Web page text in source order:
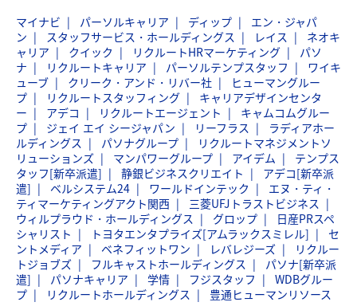
マイナビ パーソルキャリア ディップ
エン・ジャパ
ン
スタッフサービス・ホールディングス レイス
ネオキ
ャリア
クイック リクルートHRマーケティング
パソ
ナ
リクルートキャリア パーソルテンプスタッフ
ワイキ
ューブ
クリーク・アンド・リバー社
ヒューマングルー
プ
リクルートスタッフィング
キャリアデザインセンタ
ー
アデコ リクルートエージェント
キャムコムグルー
プ
ジェイ エイ シージャパン リーフラス
ラディアホー
ルディングス
パソナグループ
リクルートマネジメントソ
リューションズ
マンパワーグループ アイデム
テンプス
タッフ[新卒派遣]
静銀ビジネスクリエイト
アデコ[新卒派
遣]
ベルシステム24 ワールドインテック
エヌ・ティ・
ティマーケティングアクト関西
三菱UFJトラストビジネス
ウィルプラウド・ホールディングス
グロップ
日産PRスペ
シャリスト
トヨタエンタプライズ[アムラックスミレル]
セ
ントメディア
ベネフィットワン レバレジーズ
リクルー
トジョブズ
フルキャストホールディングス
パソナ[新卒派
遣]
パソナキャリア 学情 フジスタッフ
WDBグルー
プ
リクルートホールディングス 豊通ヒューマンリソース